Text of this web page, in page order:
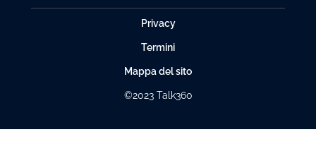
Privacy
Termini
Mappa del sito
©2023 Talk360